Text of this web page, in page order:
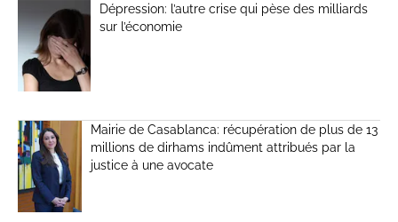
Dépression: l’autre crise qui pèse des milliards
sur l’économie
Mairie de Casablanca: récupération de plus de 13
millions de dirhams indûment attribués par la
justice à une avocate